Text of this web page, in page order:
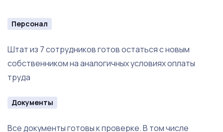
Персонал
Штат из 7 сотрудников готов остаться с новым
собственником на аналогичных условиях оплаты
труда
Документы
Все документы готовы к проверке. В том числе